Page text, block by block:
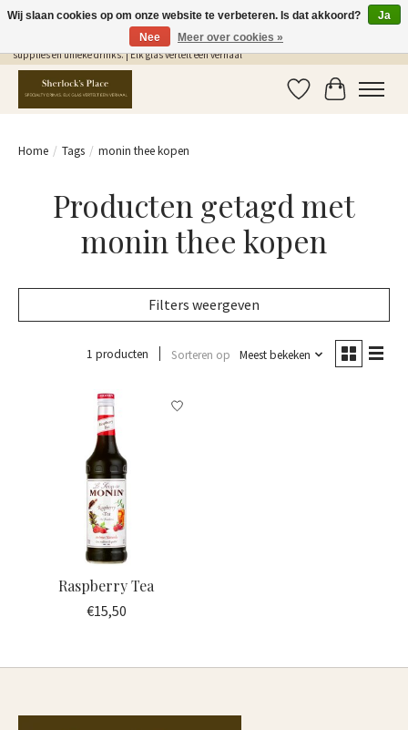
Gratis Verzending in NL vanaf €75,- | Sherlocks Place: dé plek voor MONIN siropen, bar
supplies en unieke drinks. | Elk glas vertelt een verhaal
Verlanglijst
Home / Tags / monin thee kopen
Producten getagd met
monin thee kopen
Filters weergeven
1 producten Sorteren op Meest bekeken
Raspberry Tea
€15,50
Wij slaan cookies op om onze website te verbeteren. Is dat akkoord?
Ja
Nee
Meer over cookies »